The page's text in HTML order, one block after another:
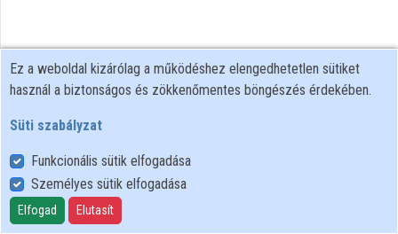
Felhasználói szabályzat
Adatkezelési tájékoztató
Süti szabályzat
Ez a weboldal kizárólag a működéshez elengedhetetlen sütiket
használ a biztonságos és zökkenőmentes böngészés érdekében.
Süti szabályzat
Funkcionális sütik elfogadása
Személyes sütik elfogadása
Elfogad Elutasít